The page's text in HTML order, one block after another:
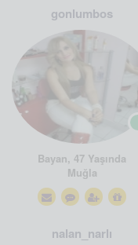
gonlumbos
Bayan, 47 Yaşında
Muğla
nalan_narlı